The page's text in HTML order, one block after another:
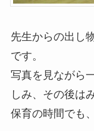
先生からの出し
です。
写真を見ながら
しみ、その後は
保育の時間でも